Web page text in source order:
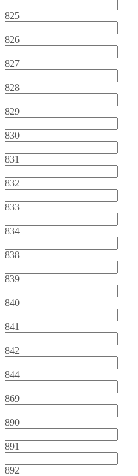
825
826
827
828
829
830
831
832
833
834
838
839
840
841
842
844
869
890
891
892